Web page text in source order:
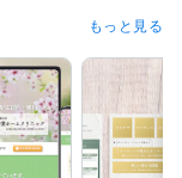
から、「講座全体
します。
お気軽にご相談くださ
もっと見る